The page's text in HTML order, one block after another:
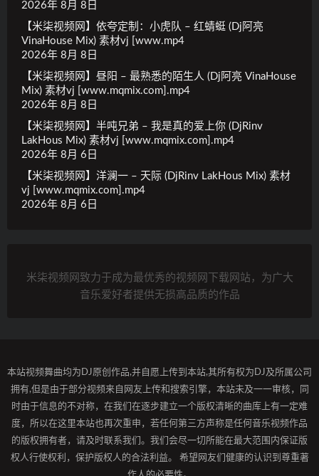
2026年 8月 8日
【米柒视频网】依夸定制：小虎队 – 红蜻蜓 (Dj阿亮
VinaHouse Mix) 素材vj [www.mp4
2026年 8月 8日
【米柒视频网】昼阳 – 最熟悉的陌生人 (Dj阿亮 VinaHouse
Mix) 素材vj [www.mqmix.com].mp4
2026年 8月 8日
【米柒视频网】半吨兄弟 – 我是真的爱上你 (DjRinv
LakHous Mix) 素材vj [www.mqmix.com].mp4
2026年 8月 6日
【米柒视频网】洋澜一 – 天际 (DjRinv LakHous Mix) 素材
vj [www.mqmix.com].mp4
2026年 8月 6日
米柒视频网致力于成为最优秀的视频网下载网站，为广大
音乐爱好者提供无损高品质的作品
本站视频舞曲均为DJ原创作品,并自愿上传到本站,其所有权为DJ及所属公司
拥有,但是由于部分视频来自网友上传和搜索引擎，本站未及一一审核，同
时由于信息的不对称，在我们在逐步建立一个版权清晰的曲库上有一定难
度，所以在这里本站也再次重申，若任何第三方声称是任何音乐视频作品
的版权拥有者，请及时联系我们。我们会尽一切所能在最大范围内保证版
权人行使权利，保护版权人的合法利益。 希望网友们健康的认识到尊重著